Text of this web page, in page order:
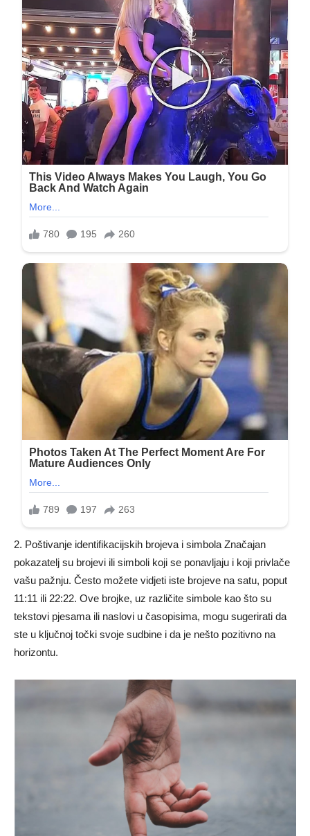
2. Poštivanje identifikacijskih brojeva i simbola Značajan
pokazatelj su brojevi ili simboli koji se ponavljaju i koji privlače
vašu pažnju. Često možete vidjeti iste brojeve na satu, poput
11:11 ili 22:22. Ove brojke, uz različite simbole kao što su
tekstovi pjesama ili naslovi u časopisima, mogu sugerirati da
ste u ključnoj točki svoje sudbine i da je nešto pozitivno na
horizontu.